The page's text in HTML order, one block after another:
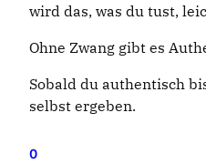
wird das, was du tust,
Ohne Zwang gibt es
Sobald du authentisch
selbst ergeben.
0